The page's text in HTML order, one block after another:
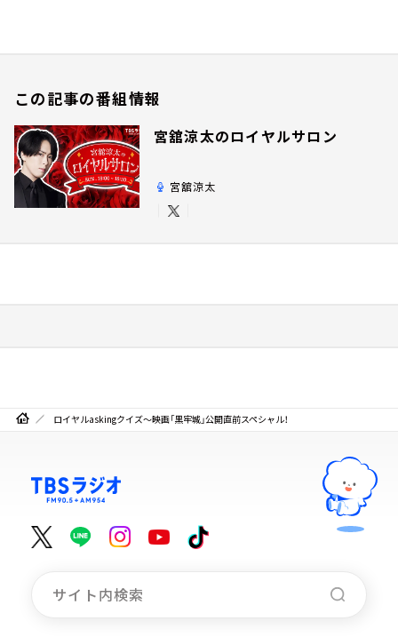
この記事の番組情報
宮舘涼太のロイヤルサロン
宮舘涼太
ロイヤルaskingクイズ～映画「黒牢城」公開直前スペシャル！